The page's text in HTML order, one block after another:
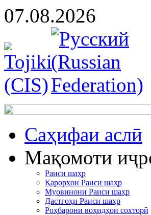
07.08.2026
Cаҳифаи аслӣ
Мақомоти
Раиси шаҳр
Қарорҳои Раиси шаҳр
Муовинони Раиси шаҳр
Дастгоҳи Раиси шаҳр
Роҳбарони воҳидҳои сохторӣ